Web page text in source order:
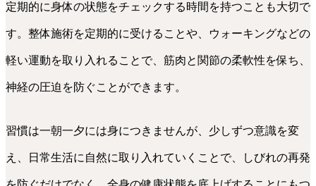
定期的に身体の状態をチェックする時間を持つことも大切で
す。整体施術を定期的に受けることや、ウォーキングなどの
軽い運動を取り入れることで、筋肉と関節の柔軟性を保ち、
神経の圧迫を防ぐことができます。
習慣は一朝一夕には身につきませんが、少しずつ意識を変
え、日常生活に自然に取り入れていくことで、しびれの再発